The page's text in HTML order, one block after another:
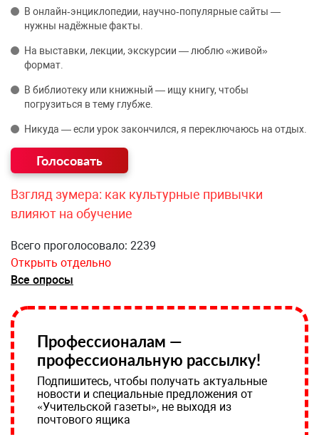
В онлайн‑энциклопедии, научно‑популярные сайты —
нужны надёжные факты.
На выставки, лекции, экскурсии — люблю «живой»
формат.
В библиотеку или книжный — ищу книгу, чтобы
погрузиться в тему глубже.
Никуда — если урок закончился, я переключаюсь на отдых.
Взгляд зумера: как культурные привычки
влияют на обучение
Всего проголосовало: 2239
Открыть отдельно
Все опросы
Профессионалам —
профессиональную рассылку!
Подпишитесь, чтобы получать актуальные
новости и специальные предложения от
«Учительской газеты», не выходя из
почтового ящика